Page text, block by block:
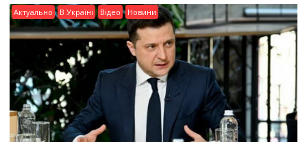
Актуально В Україні Відео Новини